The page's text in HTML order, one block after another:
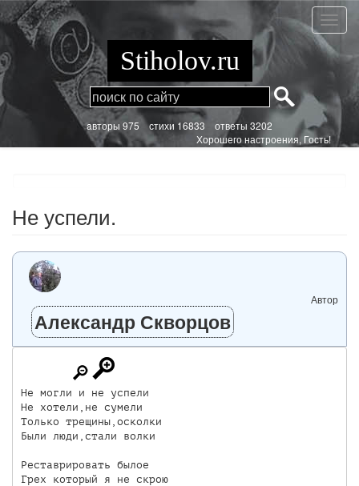
Перейти
к
основному
содержанию
Не
Stiholov.ru
aвторы 975стихи 16833 ответы 3202
Хорошего настроения, Гость!
Не успели.
Автор
Александр Скворцов
Не могли и не успели
Не хотели,не сумели
Только трещины,осколки
Были люди,стали волки
Реставрировать былое
Грех который я не скрою